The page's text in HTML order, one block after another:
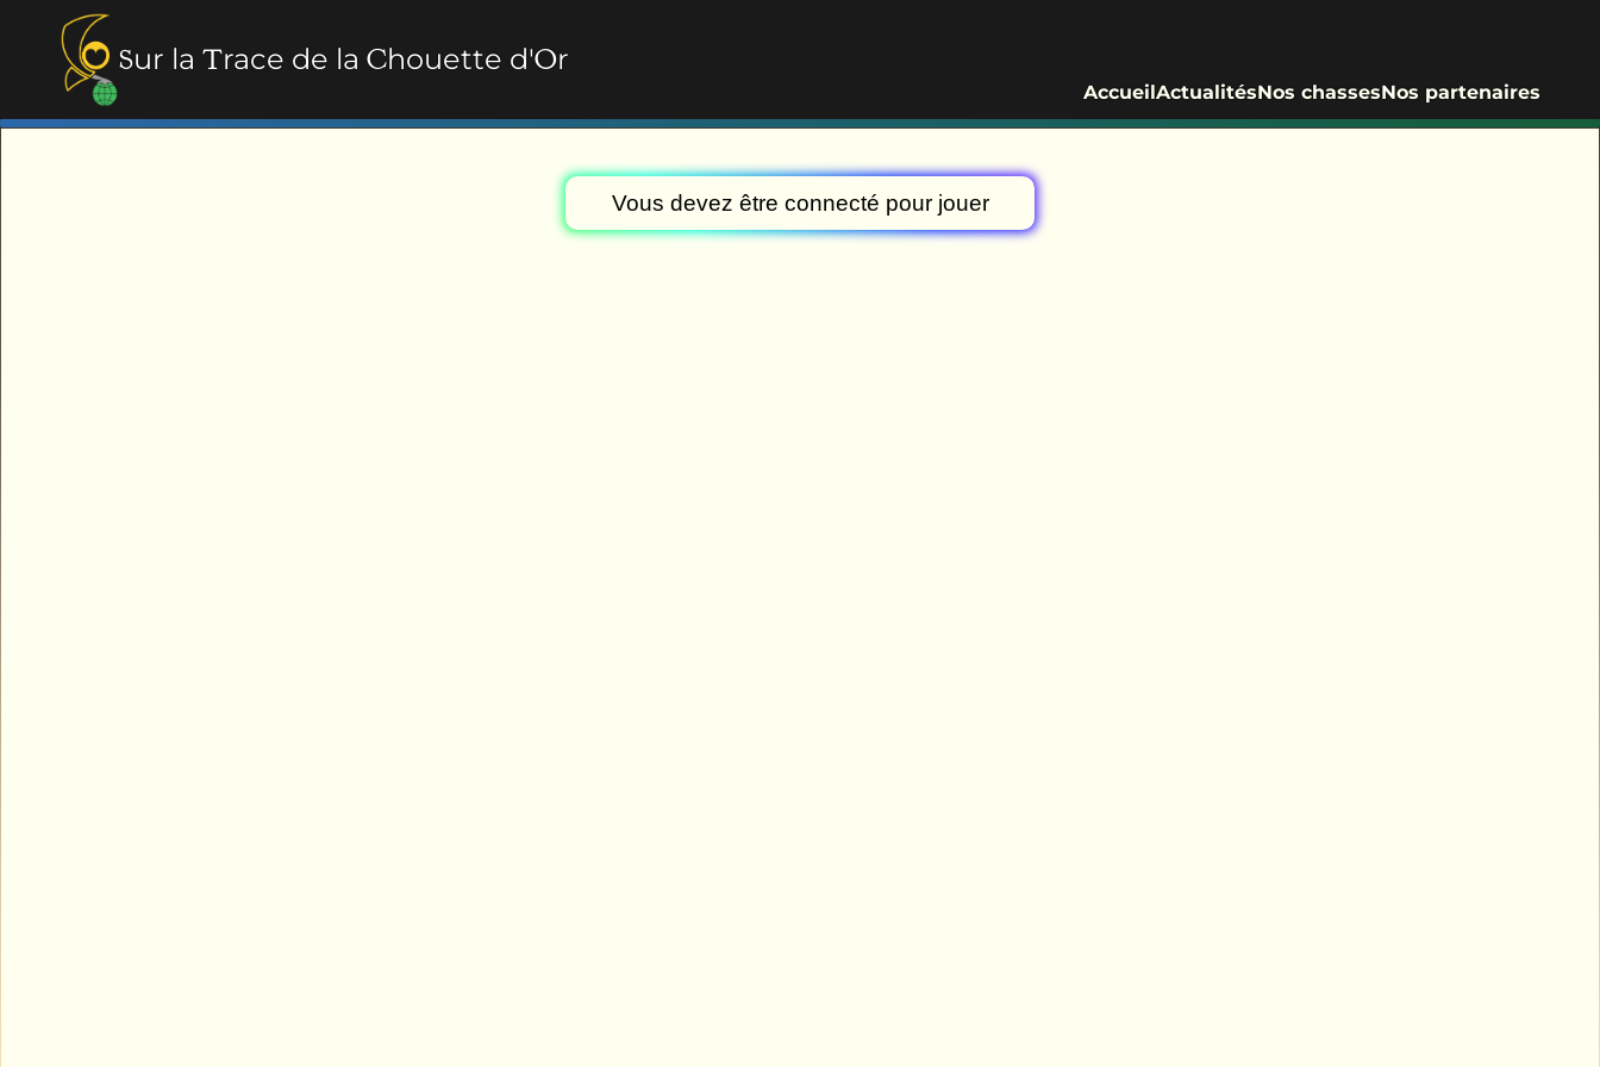
Sur la Trace de la Chouette d'Or
AccueilActualitésNos chassesNos partenaires
Vous devez être connecté pour jouer